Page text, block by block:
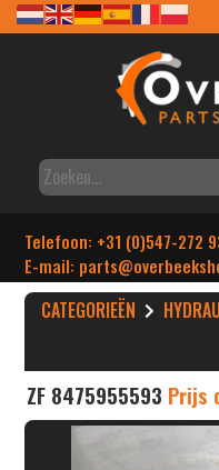
Telefoon: +31 (0)547-272
E-mail: parts
CATEGORIEËN
ZF 8475955593 Prijs